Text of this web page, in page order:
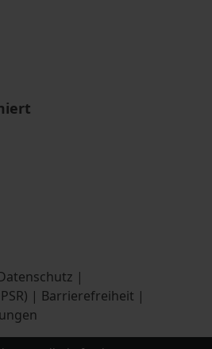
|
| Barrierefreiheit |